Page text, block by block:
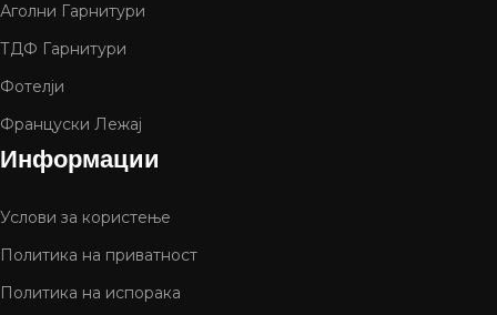
Аголни Гарнитури
ТДФ Гарнитури
Фотелји
Француски Лежај
Информации
Услови за користење
Политика на приватност
Политика на испорака